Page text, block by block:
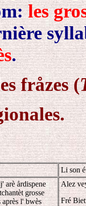
les
.
fråzes (
Li son é
arè årdispene
grosse
après l' bwès
Alez
Fré